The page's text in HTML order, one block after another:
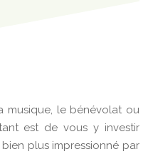
musique, le bénévolat ou
est de vous y investir
plus impressionné par